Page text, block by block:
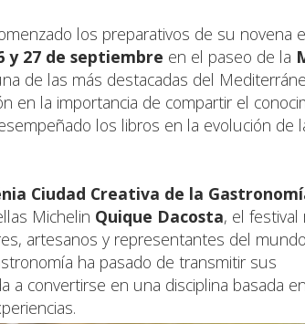
los preparativos de su novena
y 27 de septiembre en el paseo de la
de las más destacadas del
en la importancia de compartir el
los libros en la evolución de
Ciudad Creativa de la
Michelin Quique Dacosta, el festival
artesanos y representantes del
ha pasado de transmitir sus
a convertirse en una disciplina basada